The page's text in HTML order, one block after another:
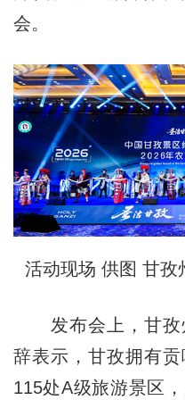
会。
活动现场 供图 甘孜
发布会上，甘孜
辞表示，甘孜拥有
115处A级旅游景区